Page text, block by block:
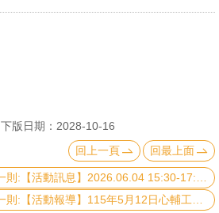
下版日期：2028-10-16
回上一頁
回最上面